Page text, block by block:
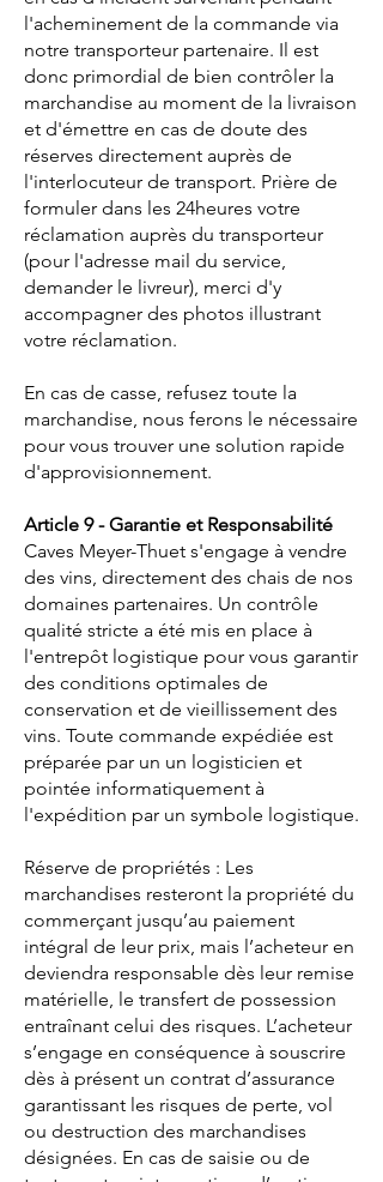
l'acheminement de la commande via
notre transporteur partenaire. Il est
donc primordial de bien contrôler la
marchandise au moment de la livraison
et d'émettre en cas de doute des
réserves directement auprès de
l'interlocuteur de transport. Prière de
formuler dans les 24heures votre
réclamation auprès du transporteur
(pour l'adresse mail du service,
demander le livreur), merci d'y
accompagner des photos illustrant
votre réclamation.
En cas de casse, refusez toute la
marchandise, nous ferons le nécessaire
pour vous trouver une solution rapide
d'approvisionnement.
Article 9 - Garantie et Responsabilité
Caves Meyer-Thuet s'engage à vendre
des vins, directement des chais de nos
domaines partenaires. Un contrôle
qualité stricte a été mis en place à
l'entrepôt logistique pour vous garantir
des conditions optimales de
conservation et de vieillissement des
vins. Toute commande expédiée est
préparée par un un logisticien et
pointée informatiquement à
l'expédition par un symbole logistique.
Réserve de propriétés : Les
marchandises resteront la propriété du
commerçant jusqu’au paiement
intégral de leur prix, mais l’acheteur en
deviendra responsable dès leur remise
matérielle, le transfert de possession
entraînant celui des risques. L’acheteur
s’engage en conséquence à souscrire
dès à présent un contrat d’assurance
garantissant les risques de perte, vol
ou destruction des marchandises
désignées. En cas de saisie ou de